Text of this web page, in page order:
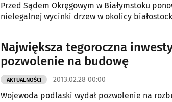
Przed Sądem Okręgowym w Białymstoku
nielegalnej wycinki drzew w okolicy
Największa tegoroczna
pozwolenie na budowę
AKTUALNOŚCI 2013.02.28 00:00
Wojewoda podlaski wydał pozwolenie na